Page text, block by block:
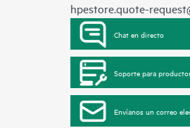
hpestore.quote-
Chat en directo
Soporte para
Envíanos un correo